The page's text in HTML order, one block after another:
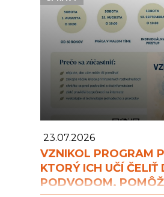
23.07.2026
VZNIKOL PROGRAM
KTORÝ ICH UČÍ ČELIŤ
PODVODOM.